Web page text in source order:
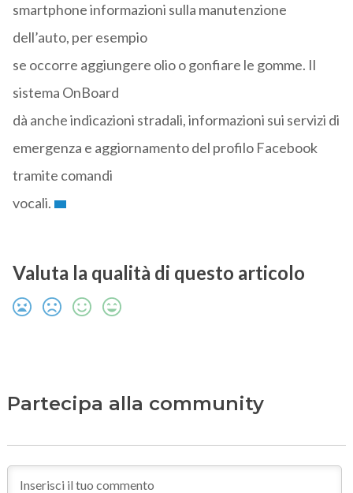
smartphone informazioni sulla manutenzione
dell’auto, per esempio
se occorre aggiungere olio o gonfiare le gomme. Il
sistema OnBoard
dà anche indicazioni stradali, informazioni sui servizi di
emergenza e aggiornamento del profilo Facebook
tramite comandi
vocali.
Valuta la qualità di questo articolo
Partecipa alla community